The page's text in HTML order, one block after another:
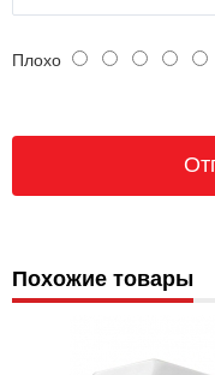
Плохо
Похожие товары